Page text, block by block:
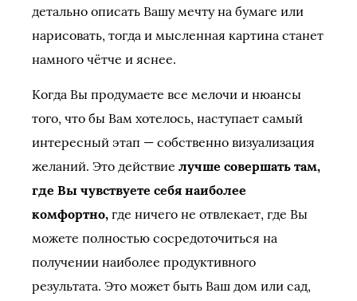
детально описать Вашу мечту на бумаге или
нарисовать, тогда и мысленная картина станет
намного чётче и яснее.
Когда Вы продумаете все мелочи и нюансы
того, что бы Вам хотелось, наступает самый
интересный этап — собственно визуализация
желаний. Это действие лучше совершать там,
где Вы чувствуете себя наиболее
комфортно, где ничего не отвлекает, где Вы
можете полностью сосредоточиться на
получении наиболее продуктивного
результата. Это может быть Ваш дом или сад,